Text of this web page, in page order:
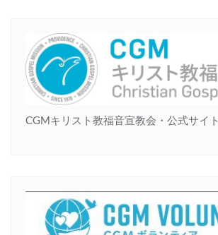
CGMキリスト教福音宣教会・公式サイト